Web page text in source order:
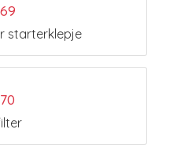
starterklepje